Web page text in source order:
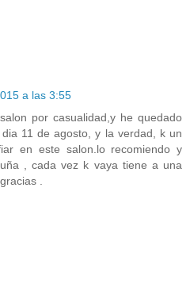
a las 3:55
por casualidad,y he quedado
11 de agosto, y la verdad, k un
en este salon.lo recomiendo y
, cada vez k vaya tiene a una
.